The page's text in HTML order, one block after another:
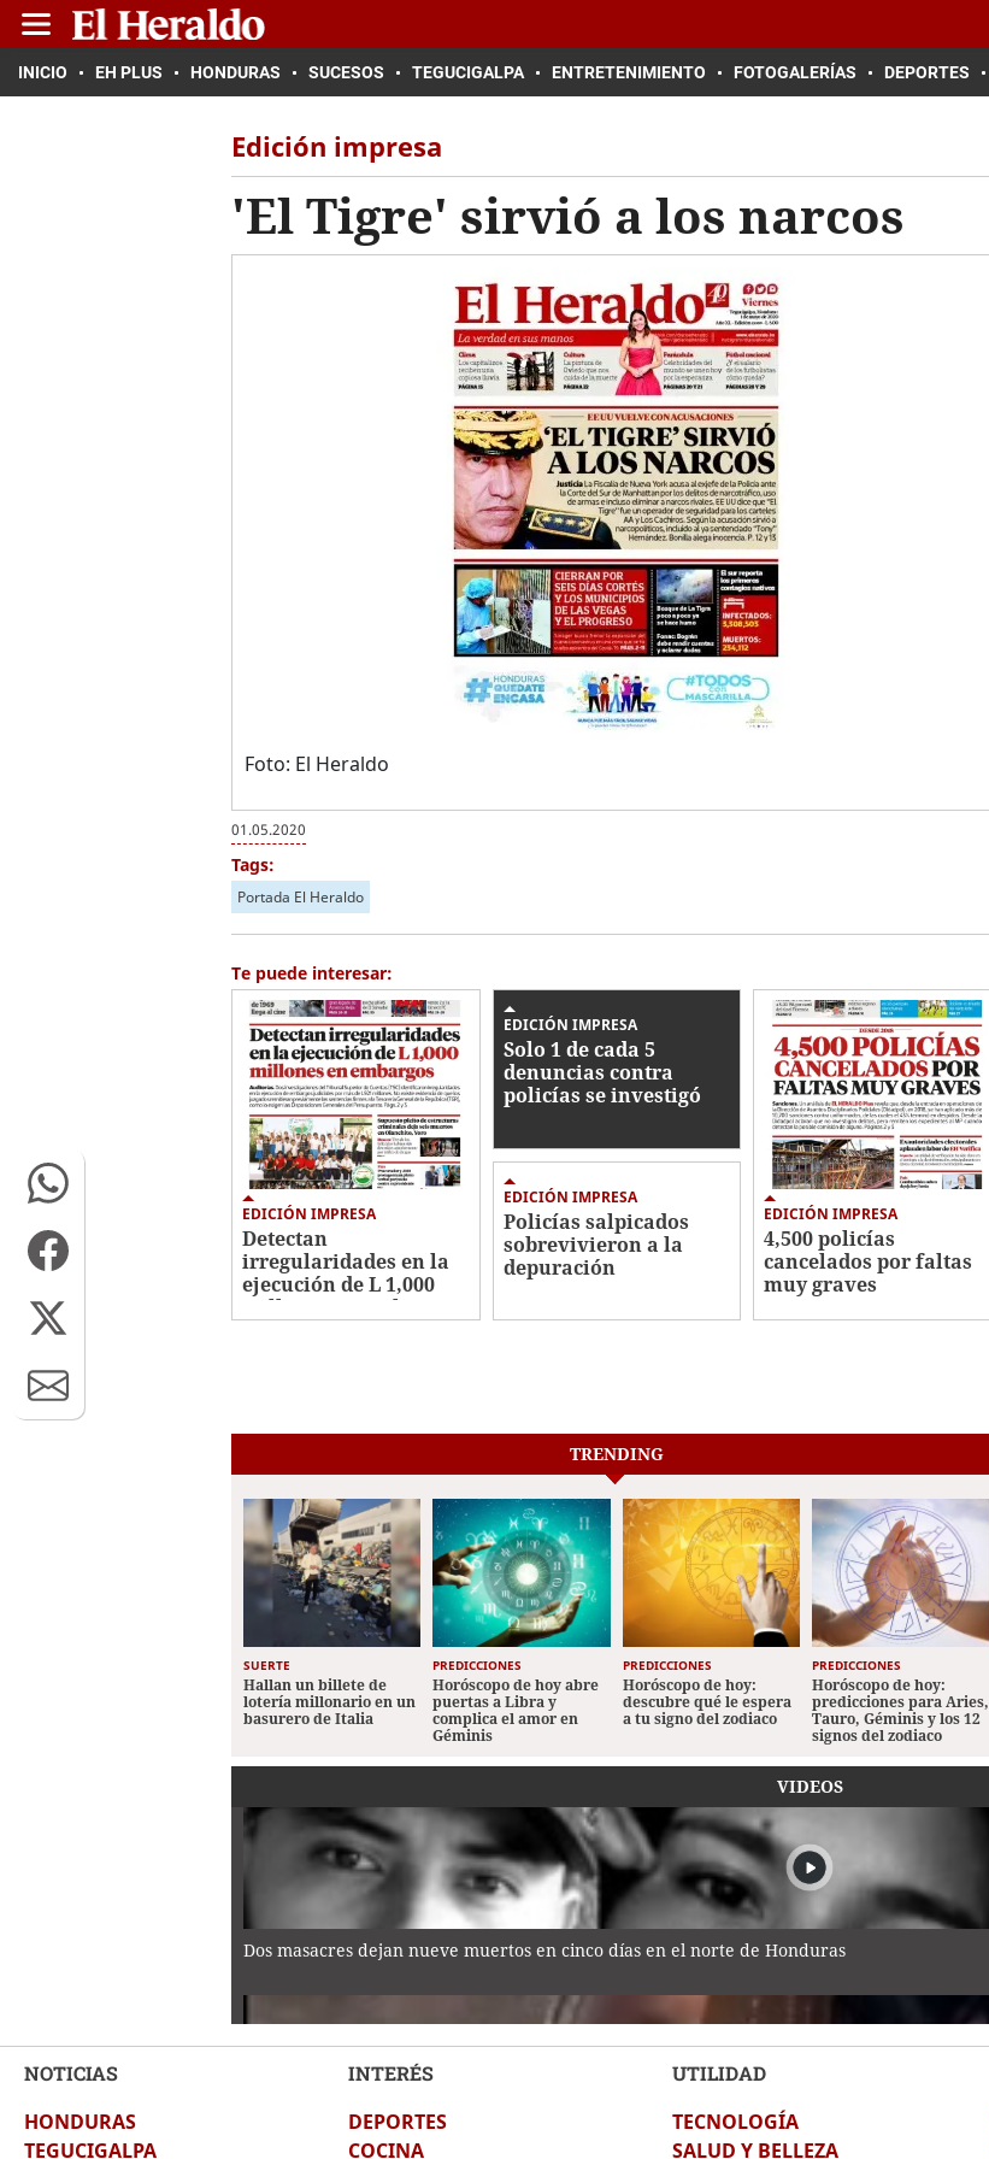
INICIO EH PLUS HONDURAS SUCESOS TEGUCIGALPA ENTRETENIMIENTO FOTOGALERÍAS DEPORTES
Edición impresa
'El Tigre' sirvió a los narcos
Foto: El Heraldo
01.05.2020
Tags:
Portada El Heraldo
Te puede interesar:
EDICIÓN IMPRESA
Detectan
irregularidades en la
ejecución de L 1,000
millones en embargos
EDICIÓN IMPRESA
Solo 1 de cada 5
denuncias contra
policías se investigó
EDICIÓN IMPRESA
Policías salpicados
sobrevivieron a la
depuración
EDICIÓN IMPRESA
4,500 policías
cancelados por faltas
muy graves
TRENDING
SUERTE
Hallan un billete de
lotería millonario en un
basurero de Italia
PREDICCIONES
Horóscopo de hoy abre
puertas a Libra y
complica el amor en
Géminis
PREDICCIONES
Horóscopo de hoy:
descubre qué le espera
a tu signo del zodiaco
PREDICCIONES
Horóscopo de hoy:
predicciones para Aries,
Tauro, Géminis y los 12
signos del zodiaco
VIDEOS
Dos masacres dejan nueve muertos en cinco días en el norte de Honduras
NOTICIAS
HONDURAS
TEGUCIGALPA
INTERÉS
DEPORTES
COCINA
UTILIDAD
TECNOLOGÍA
SALUD Y BELLEZA